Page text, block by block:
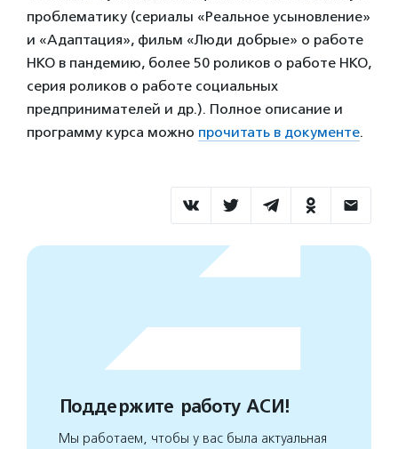
проблематику (сериалы «Реальное усыновление»
и «Адаптация», фильм «Люди добрые» о работе
НКО в пандемию, более 50 роликов о работе НКО,
серия роликов о работе социальных
предпринимателей и др.). Полное описание и
программу курса можно прочитать в документе.
Поддержите работу АСИ!
Мы работаем, чтобы у вас была актуальная